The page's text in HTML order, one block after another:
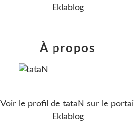
Eklablog
À propos
Voir le profil de tataN sur le portail
Eklablog